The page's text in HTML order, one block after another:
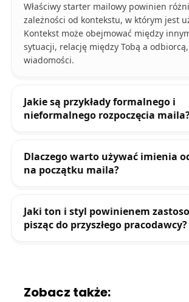
Właściwy starter mailowy powinien
zależności od kontekstu, w którym jest
Kontekst może obejmować między
sytuacji, relację między Tobą a
wiadomości.
Jakie są przykłady formalnego i
nieformalnego rozpoczęcia
Dlaczego warto używać imienia
na początku maila?
Jaki ton i styl powinienem
pisząc do przyszłego pracodawcy?
Zobacz także: